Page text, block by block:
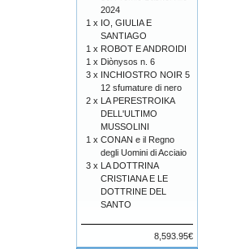
2024
1 x IO, GIULIA E
SANTIAGO
1 x ROBOT E ANDROIDI
1 x Diònysos n. 6
3 x INCHIOSTRO NOIR 5
12 sfumature di nero
2 x LA PERESTROIKA
DELL'ULTIMO
MUSSOLINI
1 x CONAN e il Regno
degli Uomini di Acciaio
3 x LA DOTTRINA
CRISTIANA E LE
DOTTRINE DEL
SANTO
8,593.95€